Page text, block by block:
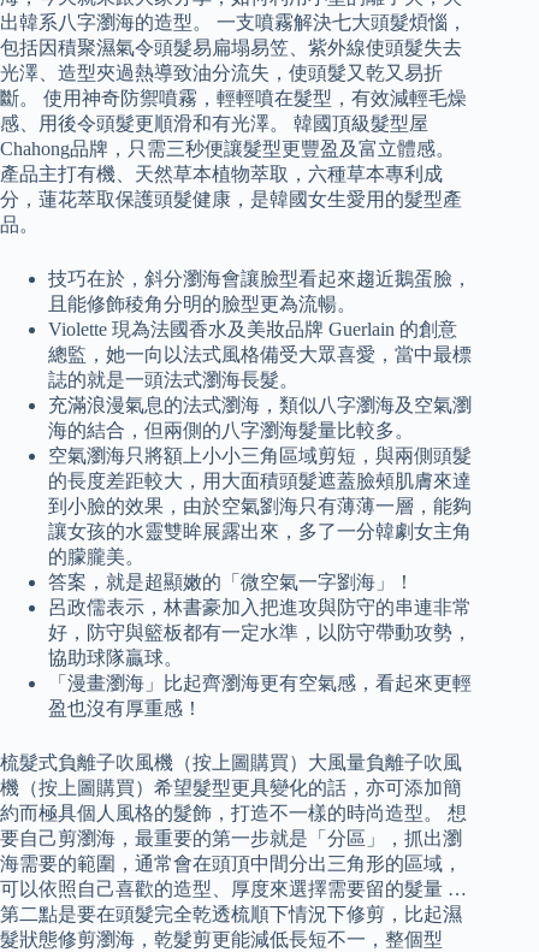
出韓系八字瀏海的造型。 一支噴霧解決七大頭髮煩惱，
包括因積聚濕氣令頭髮易扁塌易笠、紫外線使頭髮失去
光澤、造型夾過熱導致油分流失，使頭髮又乾又易折
斷。 使用神奇防禦噴霧，輕輕噴在髮型，有效減輕毛燥
感、用後令頭髮更順滑和有光澤。 韓國頂級髮型屋
Chahong品牌，只需三秒便讓髮型更豐盈及富立體感。
產品主打有機、天然草本植物萃取，六種草本專利成
分，蓮花萃取保護頭髮健康，是韓國女生愛用的髮型產
品。
技巧在於，斜分瀏海會讓臉型看起來趨近鵝蛋臉，
且能修飾稜角分明的臉型更為流暢。
Violette 現為法國香水及美妝品牌 Guerlain 的創意
總監，她一向以法式風格備受大眾喜愛，當中最標
誌的就是一頭法式瀏海長髮。
充滿浪漫氣息的法式瀏海，類似八字瀏海及空氣瀏
海的結合，但兩側的八字瀏海髮量比較多。
空氣瀏海只將額上小小三角區域剪短，與兩側頭髮
的長度差距較大，用大面積頭髮遮蓋臉頰肌膚來達
到小臉的效果，由於空氣劉海只有薄薄一層，能夠
讓女孩的水靈雙眸展露出來，多了一分韓劇女主角
的朦朧美。
答案，就是超顯嫩的「微空氣一字劉海」！
呂政儒表示，林書豪加入把進攻與防守的串連非常
好，防守與籃板都有一定水準，以防守帶動攻勢，
協助球隊贏球。
「漫畫瀏海」比起齊瀏海更有空氣感，看起來更輕
盈也沒有厚重感！
梳髮式負離子吹風機（按上圖購買）大風量負離子吹風
機（按上圖購買）希望髮型更具變化的話，亦可添加簡
約而極具個人風格的髮飾，打造不一樣的時尚造型。 想
要自己剪瀏海，最重要的第一步就是「分區」，抓出瀏
海需要的範圍，通常會在頭頂中間分出三角形的區域，
可以依照自己喜歡的造型、厚度來選擇需要留的髮量 …
第二點是要在頭髮完全乾透梳順下情況下修剪，比起濕
髮狀態修剪瀏海，乾髮剪更能減低長短不一，整個型